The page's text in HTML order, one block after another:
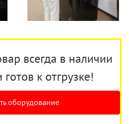
всегда в наличии
к отгрузке!
оборудование